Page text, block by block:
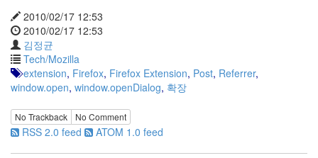
2010/02/17 12:53
2010/02/17 12:53
김정균
Tech/Mozilla
extension, Firefox, Firefox Extension, Post, Referrer,
window.open, window.openDialog, 확장
No Trackback No Comment
RSS 2.0 feed ATOM 1.0 feed
Daweikala
AA
1.5V
Li-
ion
1280...
1
by
김
정
균